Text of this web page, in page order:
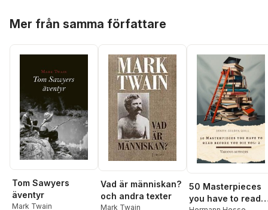
Mer från samma författare
Tom Sawyers
äventyr
Mark Twain
Vad är människan?
och andra texter
Mark Twain
50 Masterpieces
you have to read